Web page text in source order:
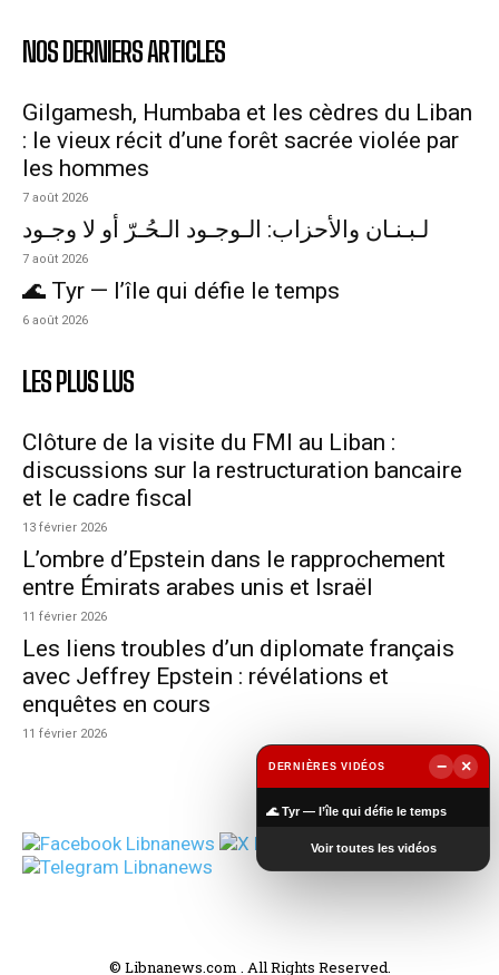
NOS DERNIERS ARTICLES
Gilgamesh, Humbaba et les cèdres du Liban
: le vieux récit d’une forêt sacrée violée par
les hommes
7 août 2026
لـبـنـان والأحزاب: الـوجـود الـحُـرّ أو لا وجـود
7 août 2026
🌊 Tyr — l’île qui défie le temps
6 août 2026
LES PLUS LUS
Clôture de la visite du FMI au Liban :
discussions sur la restructuration bancaire
et le cadre fiscal
13 février 2026
L’ombre d’Epstein dans le rapprochement
entre Émirats arabes unis et Israël
11 février 2026
Les liens troubles d’un diplomate français
avec Jeffrey Epstein : révélations et
enquêtes en cours
11 février 2026
© Libnanews.com . All Rights Reserved.
DERNIÈRES VIDÉOS −
×
🌊 Tyr — l’île qui défie le temps
Voir toutes les vidéos